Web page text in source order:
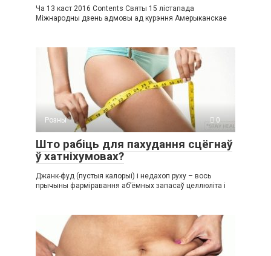
Ча 13 каст 2016 Contents Святы 15 лістапада
Міжнародны дзень адмовы ад курэння Амерыканскае
Розны 0
Што рабіць для пахудання сцёгнаў
ў хатніхумовах?
Джанк-фуд (пустыя калорыі) і недахоп руху – вось
прычыны фарміравання аб’ёмных запасаў целлюліта і